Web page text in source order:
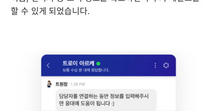
할 수 있게 되었습니다.